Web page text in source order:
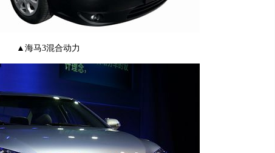
▲海马3混合动力